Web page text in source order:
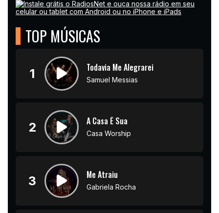
TOP MÚSICAS
1 Todavia Me Alegrarei
Samuel Messias
2 A Casa É Sua
Casa Worship
3 Me Atraiu
Gabriela Rocha